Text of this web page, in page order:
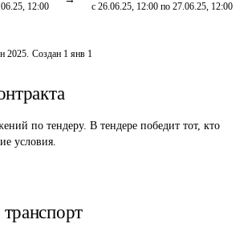
12:00
с 26.06.25, 12:00 по 27.06.25, 12:00
2025. Создан 1 янв 1
по тендеру. В тендере победит тот, кто
условия.